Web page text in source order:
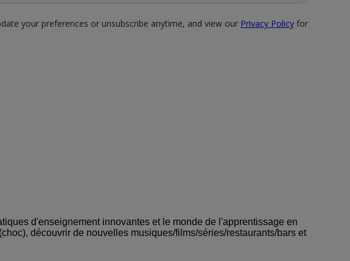
d'enseignement innovantes et le monde de l'apprentissage en
découvrir de nouvelles musiques/films/séries/restaurants/bars et